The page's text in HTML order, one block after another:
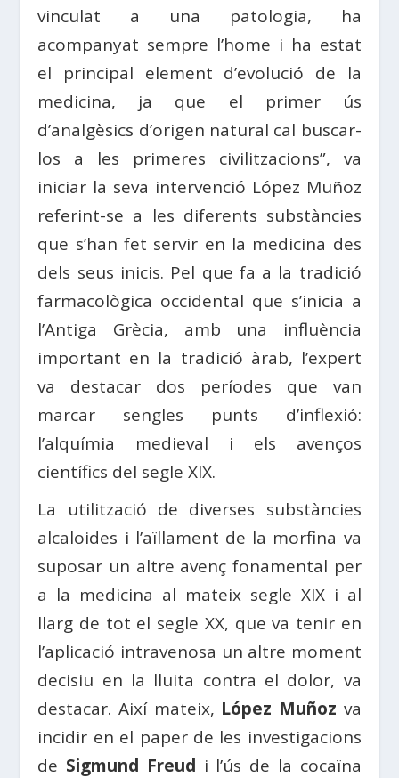
vinculat a una patologia, ha
acompanyat sempre l’home i ha estat
el principal element d’evolució de la
medicina, ja que el primer ús
d’analgèsics d’origen natural cal buscar-
los a les primeres civilitzacions”, va
iniciar la seva intervenció López Muñoz
referint-se a les diferents substàncies
que s’han fet servir en la medicina des
dels seus inicis. Pel que fa a la tradició
farmacològica occidental que s’inicia a
l’Antiga Grècia, amb una influència
important en la tradició àrab, l’expert
va destacar dos períodes que van
marcar sengles punts d’inflexió:
l’alquímia medieval i els avenços
científics del segle XIX.
La utilització de diverses substàncies
alcaloides i l’aïllament de la morfina va
suposar un altre avenç fonamental per
a la medicina al mateix segle XIX i al
llarg de tot el segle XX, que va tenir en
l’aplicació intravenosa un altre moment
decisiu en la lluita contra el dolor, va
destacar. Així mateix, López Muñoz va
incidir en el paper de les investigacions
de Sigmund Freud i l’ús de la cocaïna